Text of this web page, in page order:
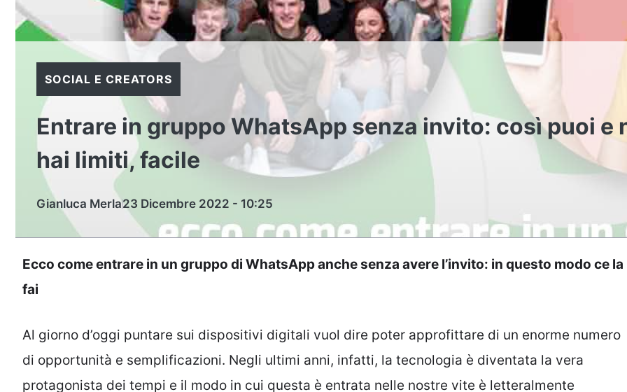
SOCIAL E CREATORS
Entrare in gruppo WhatsApp senza invito: così puoi e
hai limiti, facile
Gianluca Merla23 Dicembre 2022 - 10:25
Ecco come entrare in un gruppo di WhatsApp anche senza avere l’invito: in questo modo ce la
fai
Al giorno d’oggi puntare sui dispositivi digitali vuol dire poter approfittare di un enorme numero
di opportunità e semplificazioni. Negli ultimi anni, infatti, la tecnologia è diventata la vera
protagonista dei tempi e il modo in cui questa è entrata nelle nostre vite è letteralmente